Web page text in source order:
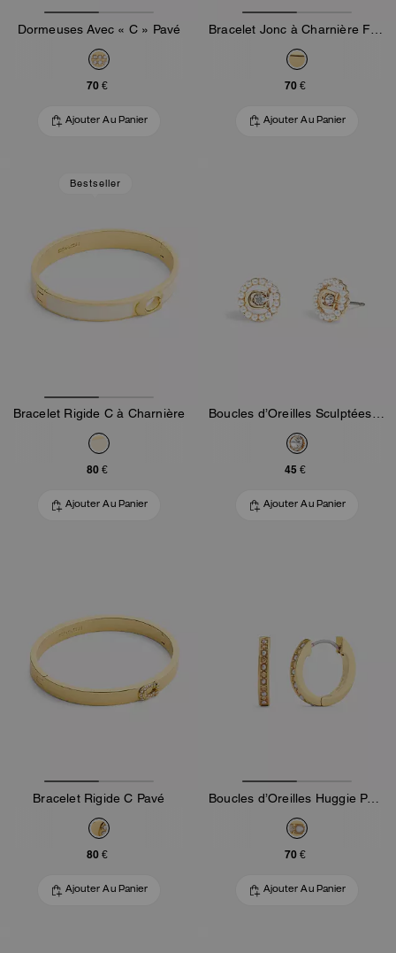
Dormeuses Avec « C » Pavé
70 €
Ajouter Au Panier
70 €
Ajouter Au Panier
Bestseller
Bracelet Rigide C à Charnière
80 €
Ajouter Au Panier
Boucles d’Oreilles Sculptées à Clous Perle C
45 €
Ajouter Au Panier
Bracelet Rigide C Pavé
80 €
Ajouter Au Panier
Boucles d’Oreilles Huggie Perle
70 €
Ajouter Au Panier